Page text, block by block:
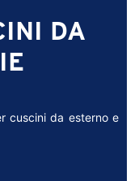
DA
cuscini da esterno e